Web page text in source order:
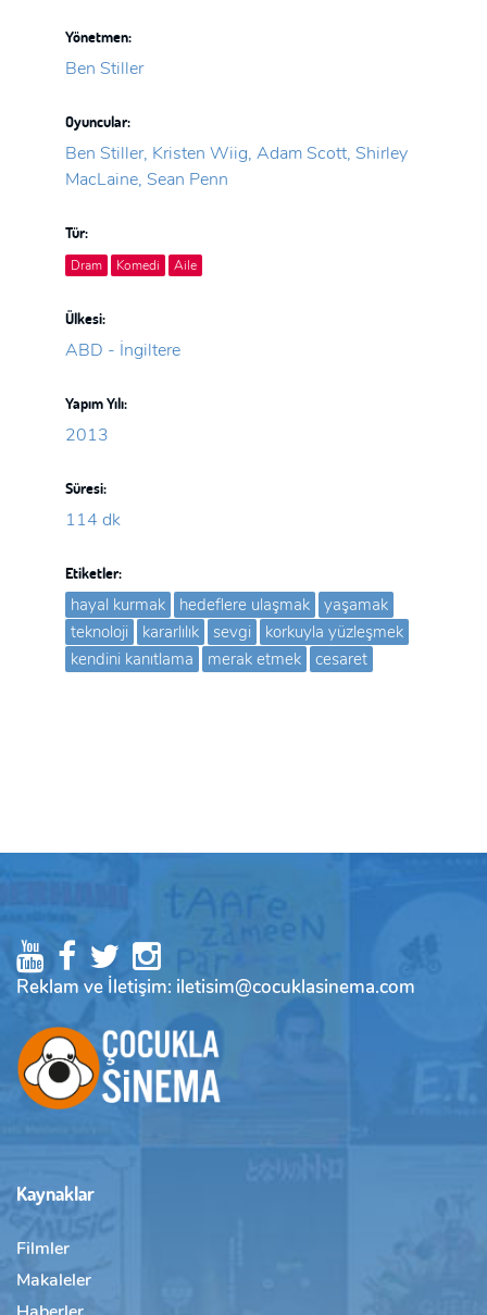
Yönetmen:
Ben Stiller
Oyuncular:
Ben Stiller, Kristen Wiig, Adam Scott, Shirley
MacLaine, Sean Penn
Tür:
Dram Komedi Aile
Ülkesi:
ABD - İngiltere
Yapım Yılı:
2013
Süresi:
114 dk
Etiketler:
hayal kurmak hedeflere ulaşmak
yaşamak
teknoloji
kararlılık sevgi
korkuyla yüzleşmek
kendini kanıtlama
merak etmek cesaret
Reklam ve İletişim: iletisim@cocuklasinema.com
Kaynaklar
Filmler
Makaleler